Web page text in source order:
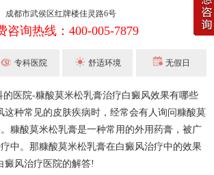
成都市武侯区红牌楼佳灵路6号
咨询热线：400-005-7879
专科医院 舒适环境 无假日
的医院-糠酸莫米松乳膏治疗白癜风效果有哪些
这种常见的皮肤疾病时，经常会有人询问糠酸莫
糠酸莫米松乳膏是一种常用的外用药膏，被广
中。那糠酸莫米松乳膏在白癜风治疗中的效果
癜风治疗医院的解答!